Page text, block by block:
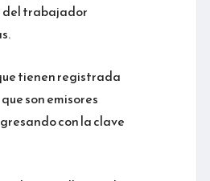
del trabajador
tienen registrada
son emisores
con la clave